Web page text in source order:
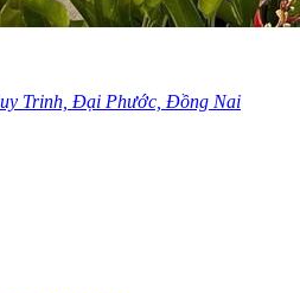
Trinh, Đại Phước, Đồng Nai